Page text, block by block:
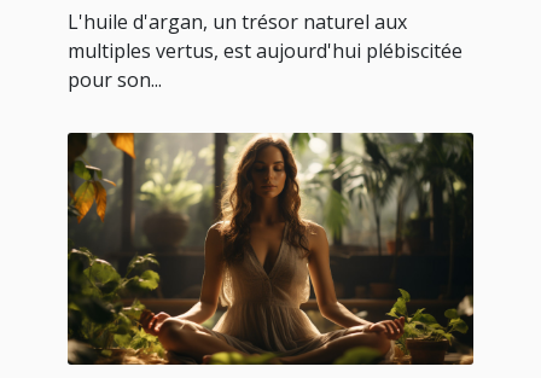
L'huile d'argan, un trésor naturel aux
multiples vertus, est aujourd'hui plébiscitée
pour son...